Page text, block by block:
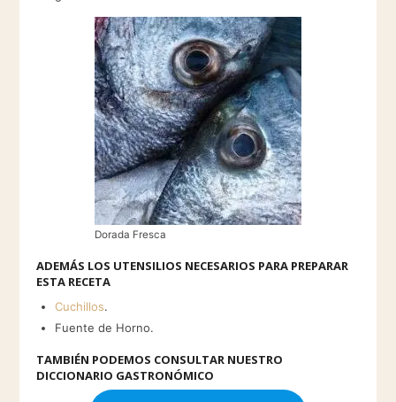
Dorada Fresca
ADEMÁS LOS UTENSILIOS NECESARIOS PARA PREPARAR
ESTA RECETA
Cuchillos.
Fuente de Horno.
TAMBIÉN PODEMOS CONSULTAR NUESTRO
DICCIONARIO GASTRONÓMICO